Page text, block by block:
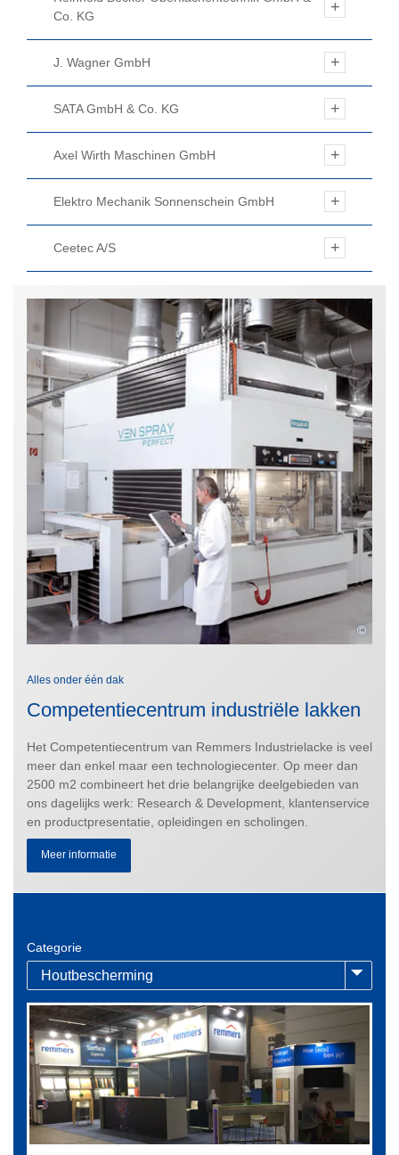
Co. KG
J. Wagner GmbH
SATA GmbH & Co. KG
Axel Wirth Maschinen GmbH
Elektro Mechanik Sonnenschein GmbH
Ceetec A/S
©
Alles onder één dak
Competentiecentrum industriële lakken
Het Competentiecentrum van Remmers Industrielacke is veel
meer dan enkel maar een technologiecenter. Op meer dan
2500 m2 combineert het drie belangrijke deelgebieden van
ons dagelijks werk: Research & Development, klantenservice
en productpresentatie, opleidingen en scholingen.
Meer informatie
Categorie